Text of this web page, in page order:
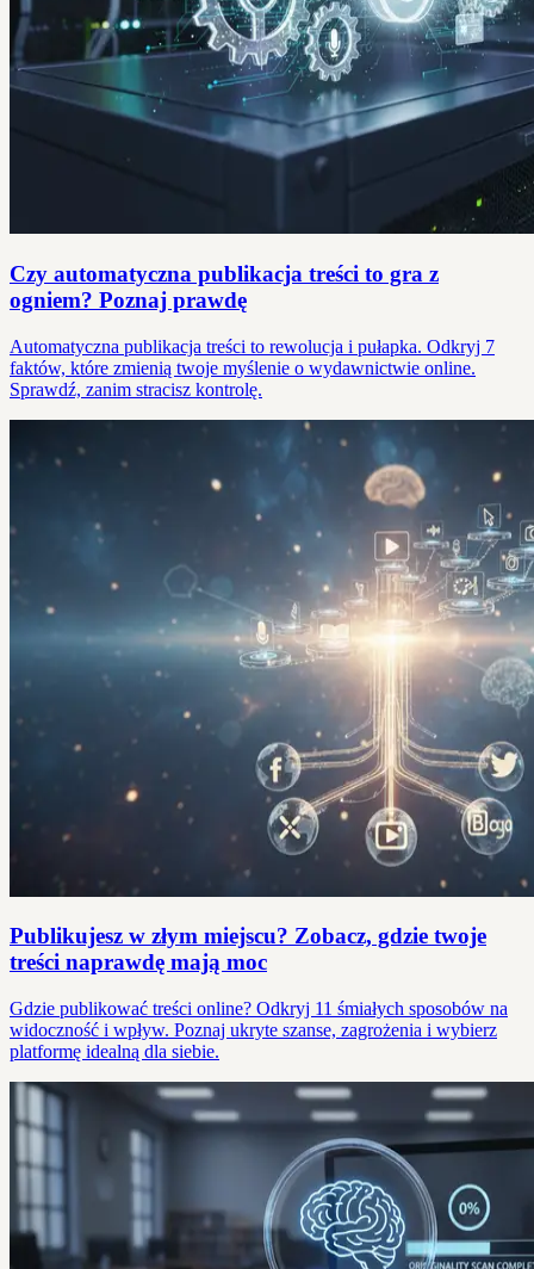
Czy automatyczna publikacja treści to gra z
ogniem? Poznaj prawdę
Automatyczna publikacja treści to rewolucja i pułapka. Odkryj 7
faktów, które zmienią twoje myślenie o wydawnictwie online.
Sprawdź, zanim stracisz kontrolę.
Publikujesz w złym miejscu? Zobacz, gdzie twoje
treści naprawdę mają moc
Gdzie publikować treści online? Odkryj 11 śmiałych sposobów na
widoczność i wpływ. Poznaj ukryte szanse, zagrożenia i wybierz
platformę idealną dla siebie.